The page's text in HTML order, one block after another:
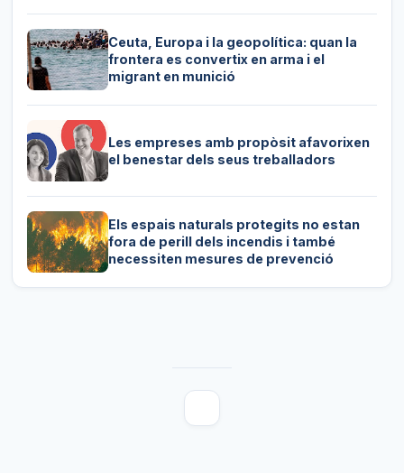
Ceuta, Europa i la geopolítica: quan la
frontera es convertix en arma i el
migrant en munició
Les empreses amb propòsit afavorixen
el benestar dels seus treballadors
Els espais naturals protegits no estan
fora de perill dels incendis i també
necessiten mesures de prevenció